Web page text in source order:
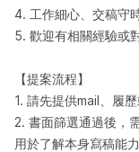
4. 工作細心、交稿守
5. 歡迎有相關經驗或
【提案流程】
1. 請先提供mail、履
2. 書面篩選通過後，
用於了解本身寫稿能力